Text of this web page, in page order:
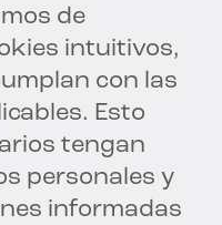
de
intuitivos,
con las
Esto
tengan
personales y
informadas